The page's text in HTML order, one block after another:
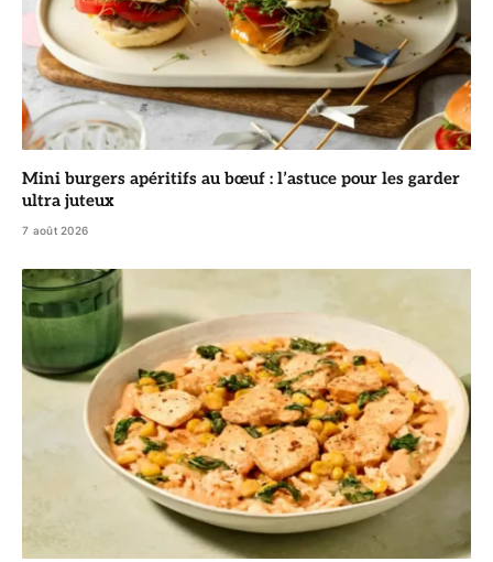
Mini burgers apéritifs au bœuf : l’astuce pour les garder
ultra juteux
7 août 2026